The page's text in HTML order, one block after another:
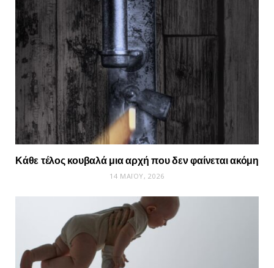
Κάθε τέλος κουβαλά μια αρχή που δεν φαίνεται ακόμη
14 ΜΑΪ́ΟΥ, 2026